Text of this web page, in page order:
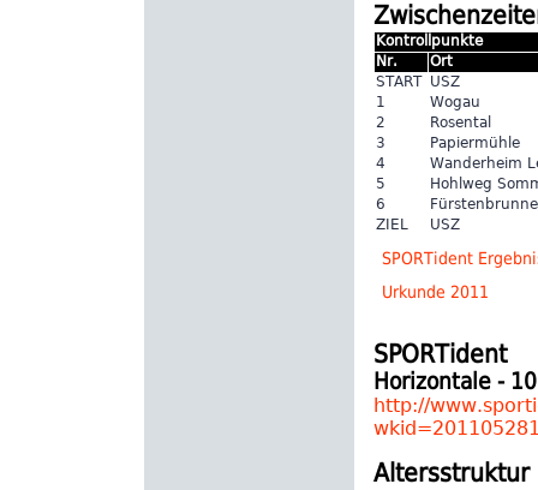
Kontrollpunkte
Nr.
Ort
START
USZ
Wogau
2
Rosental
3
Papiermühle
4
Wanderheim
5
Hohlweg
6
ZIEL
USZ
SPORTident
Urkunde 2011
SPORTident
Horizontale -
http://
Altersstruktur